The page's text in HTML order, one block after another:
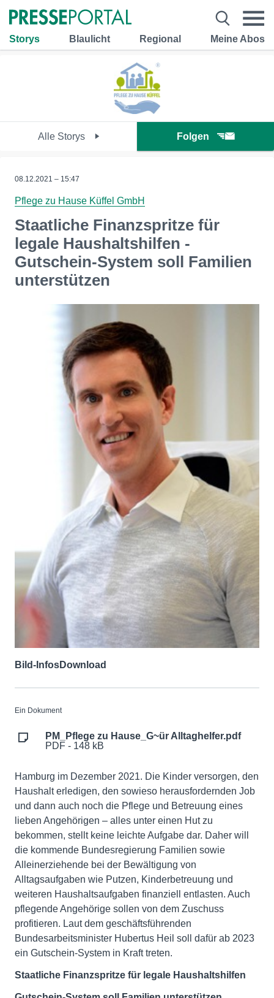
Storys Blaulicht Regional Meine Abos
Alle Storys Folgen
08.12.2021 – 15:47
Pflege zu Hause Küffel GmbH
Staatliche Finanzspritze für
legale Haushaltshilfen -
Gutschein-System soll Familien
unterstützen
Bild-InfosDownload
Ein Dokument
PM_Pflege zu Hause_G~ür Alltaghelfer.pdf
PDF - 148 kB
Hamburg im Dezember 2021. Die Kinder versorgen, den
Haushalt erledigen, den sowieso herausfordernden Job
und dann auch noch die Pflege und Betreuung eines
lieben Angehörigen – alles unter einen Hut zu
bekommen, stellt keine leichte Aufgabe dar. Daher will
die kommende Bundesregierung Familien sowie
Alleinerziehende bei der Bewältigung von
Alltagsaufgaben wie Putzen, Kinderbetreuung und
weiteren Haushaltsaufgaben finanziell entlasten. Auch
pflegende Angehörige sollen von dem Zuschuss
profitieren. Laut dem geschäftsführenden
Bundesarbeitsminister Hubertus Heil soll dafür ab 2023
ein Gutschein-System in Kraft treten.
Staatliche Finanzspritze für legale Haushaltshilfen